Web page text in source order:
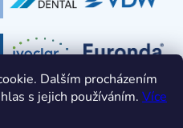
Dalším procházením
s jejich používáním. Více